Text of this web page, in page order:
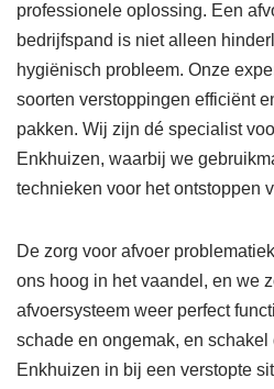
professionele oplossing. Een
bedrijfspand is niet alleen
hygiënisch probleem. Onze
soorten verstoppingen efficiënt
pakken. Wij zijn dé specialist
Enkhuizen, waarbij we
technieken voor het ontstoppen
De zorg voor afvoer
ons hoog in het vaandel, en we
afvoersysteem weer perfect
schade en ongemak, en
Enkhuizen in bij een verstopte